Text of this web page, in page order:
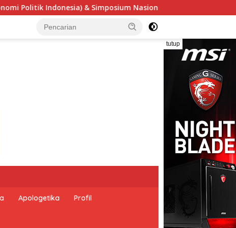
“Urgensi Undang-Undang Perekonomian Nasional
tutup
Apologetika Profil